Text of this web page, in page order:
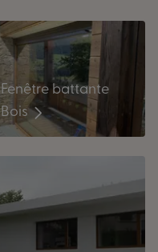
Fenêtre battante
Bois